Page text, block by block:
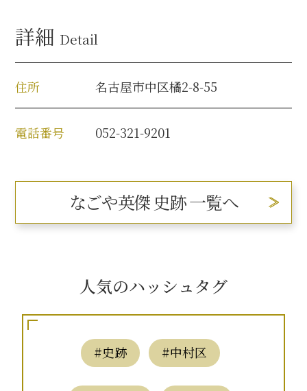
清正関連 史跡 一覧
名古屋＜清正＞観光モデルコース
詳細 Detail
住所 名古屋市中区橘2-8-55
電話番号 052-321-9201
なごや英傑 史跡 一覧へ
人気のハッシュタグ
#史跡 #中村区